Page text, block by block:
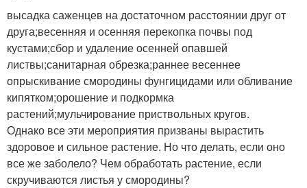
высадка саженцев на достаточном расстоянии друг от
друга;весенняя и осенняя перекопка почвы под
кустами;сбор и удаление осенней опавшей
листвы;санитарная обрезка;раннее весеннее
опрыскивание смородины фунгицидами или обливание
кипятком;орошение и подкормка
растений;мульчирование приствольных кругов.
Однако все эти мероприятия призваны вырастить
здоровое и сильное растение. Но что делать, если оно
все же заболело? Чем обработать растение, если
скручиваются листья у смородины?